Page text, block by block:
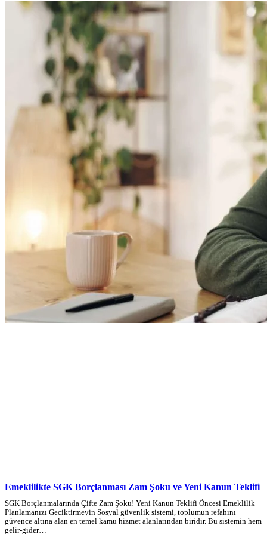
Emeklilikte SGK Borçlanması Zam Şoku ve Yeni Kanun Teklifi
SGK Borçlanmalarında Çifte Zam Şoku! Yeni Kanun Teklifi Öncesi Emeklilik
Planlamanızı Geciktirmeyin Sosyal güvenlik sistemi, toplumun refahını
güvence altına alan en temel kamu hizmet alanlarından biridir. Bu sistemin hem
gelir-gider…